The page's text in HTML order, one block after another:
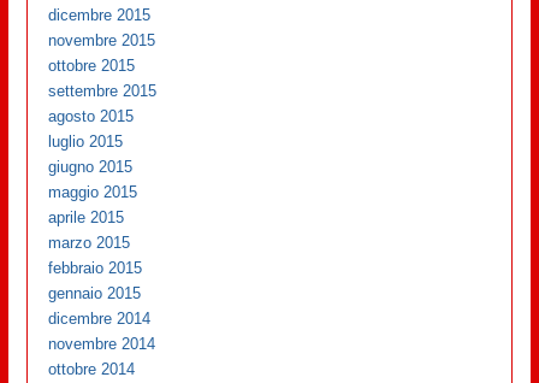
dicembre 2015
novembre 2015
ottobre 2015
settembre 2015
agosto 2015
luglio 2015
giugno 2015
maggio 2015
aprile 2015
marzo 2015
febbraio 2015
gennaio 2015
dicembre 2014
novembre 2014
ottobre 2014